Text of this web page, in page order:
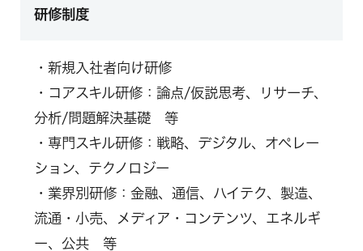
研修制度
・新規入社者向け研修
・コアスキル研修：論点/仮説思考、リサーチ、
分析/問題解決基礎 等
・専門スキル研修：戦略、デジタル、オペレー
ション、テクノロジー
・業界別研修：金融、通信、ハイテク、製造、
流通・小売、メディア・コンテンツ、エネルギ
ー、公共 等